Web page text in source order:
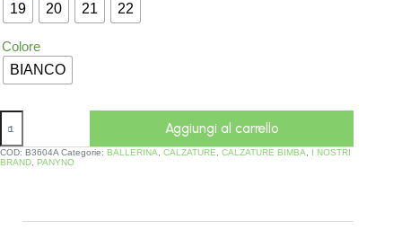
19
20 21 22
Colore
BIANCO
Aggiungi al carrello
COD: B3604A Categorie: BALLERINA CALZATURE CALZATURE BIMBA
I NOSTRI
BRAND PANYNO